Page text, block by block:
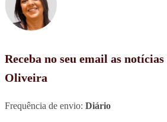
Receba no seu email as
Oliveira
Frequência de envio: Diário